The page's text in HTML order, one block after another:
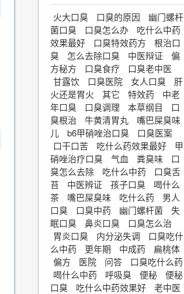
火大口臭 口臭的原因
幽门螺杆
菌口臭
口臭怎么办
吃什么中药
效果最好
口臭特效药方
根治口
臭
怎么去除口臭 中医辩证
偏
方秘方
口臭食疗
口臭老中医
甘露饮
口臭医院 女人口臭
肝
火还是胃火
其它 特效药
中老
年口臭
口臭调理 本草纲目
口
臭根治
牛黄清胃丸
嘴巴屎臭味
儿
b6甲硝唑治口臭
口臭医案
口干口苦
吃什么药效果最好
甲
硝唑治疗口臭
气血 粪臭味
口
臭怎么去除
吃什么中药
口臭舌
苔
中医辨证 孩子口臭
喝什么
茶
嘴巴屎臭味 吃什么药
男人
口臭
口臭中药 幽门螺杆菌
失
眠口臭
鼻炎口臭
口臭怎么治
胃炎口臭
内分泌失调
口臭吃什
么中药
更年期 中成药
扁桃体
偏方
医院 问答
口臭吃什么药
喝什么中药
呼吸臭 便秘
便秘
口臭
吃什么中药效果好 老中医